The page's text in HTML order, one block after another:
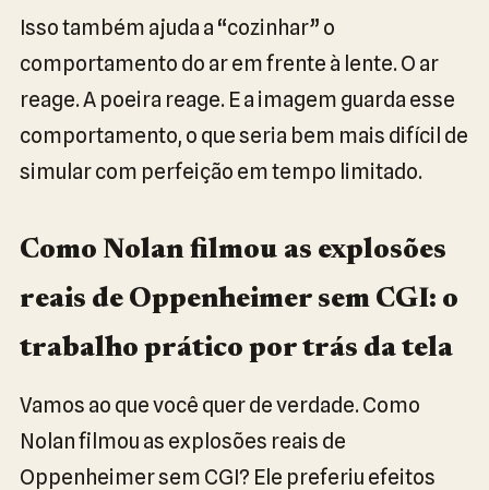
Isso também ajuda a “cozinhar” o
comportamento do ar em frente à lente. O ar
reage. A poeira reage. E a imagem guarda esse
comportamento, o que seria bem mais difícil de
simular com perfeição em tempo limitado.
Como Nolan filmou as explosões
reais de Oppenheimer sem CGI: o
trabalho prático por trás da tela
Vamos ao que você quer de verdade. Como
Nolan filmou as explosões reais de
Oppenheimer sem CGI? Ele preferiu efeitos